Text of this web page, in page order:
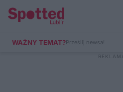
WAŻNY TEMAT?Prześlij newsa!